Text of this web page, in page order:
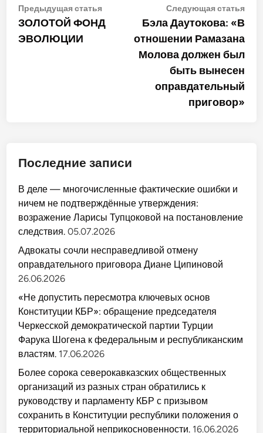
Навигация
по
записям
Предыдущая статьяПредыдущая
статья:
ЗОЛОТОЙ ФОНД
ЭВОЛЮЦИИ
Следующая статья
Бэла Даутокова: «В
отношении Рамазана
Молова должен был
быть вынесен
оправдательный
приговор»
Последние записи
В деле — многочисленные фактические ошибки и
ничем не подтверждённые утверждения:
возражение Ларисы Тупцоковой на постановление
следствия. 05.07.2026
Адвокаты сочли несправедливой отмену
оправдательного приговора Диане Ципиновой
26.06.2026
«Не допустить пересмотра ключевых основ
Конституции КБР»: обращение председателя
Черкесской демократической партии Турции
Фарука Шогена к федеральным и республиканским
властям. 17.06.2026
Более сорока северокавказских общественных
организаций из разных стран обратились к
руководству и парламенту КБР с призывом
сохранить в Конституции республики положения о
территориальной неприкосновенности. 16.06.2026